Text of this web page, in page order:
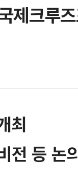
제크루
최
전 등 논